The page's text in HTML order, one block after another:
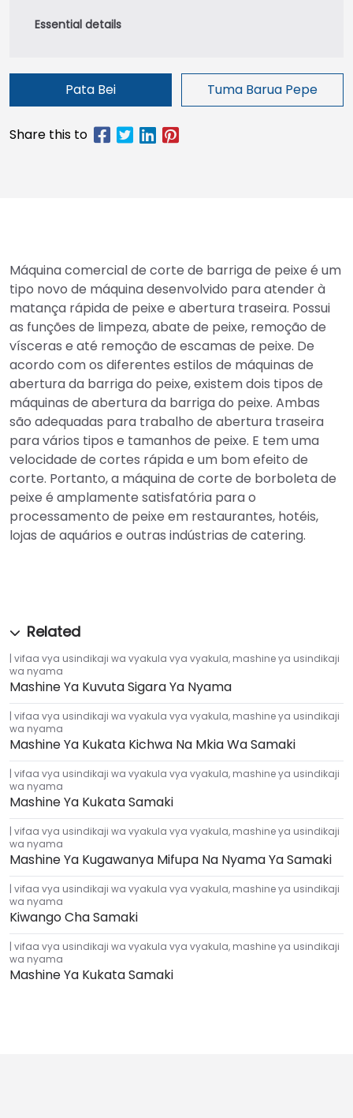
Pata Bei Tuma Barua Pepe
Máquina comercial de corte de barriga de peixe é um
tipo novo de máquina desenvolvido para atender à
matança rápida de peixe e abertura traseira. Possui
as funções de limpeza, abate de peixe, remoção de
vísceras e até remoção de escamas de peixe. De
acordo com os diferentes estilos de máquinas de
abertura da barriga do peixe, existem dois tipos de
máquinas de abertura da barriga do peixe. Ambas
são adequadas para trabalho de abertura traseira
para vários tipos e tamanhos de peixe. E tem uma
velocidade de cortes rápida e um bom efeito de
corte. Portanto, a máquina de corte de borboleta de
peixe é amplamente satisfatória para o
processamento de peixe em restaurantes, hotéis,
lojas de aquários e outras indústrias de catering.
vifaa vya usindikaji wa vyakula vya vyakula, mashine ya usindikaji
wa nyama
Mashine Ya Kuvuta Sigara Ya Nyama
vifaa vya usindikaji wa vyakula vya vyakula, mashine ya usindikaji
wa nyama
Mashine Ya Kukata Kichwa Na Mkia Wa Samaki
vifaa vya usindikaji wa vyakula vya vyakula, mashine ya usindikaji
wa nyama
Mashine Ya Kukata Samaki
vifaa vya usindikaji wa vyakula vya vyakula, mashine ya usindikaji
wa nyama
Mashine Ya Kugawanya Mifupa Na Nyama Ya Samaki
vifaa vya usindikaji wa vyakula vya vyakula, mashine ya usindikaji
wa nyama
Kiwango Cha Samaki
vifaa vya usindikaji wa vyakula vya vyakula, mashine ya usindikaji
wa nyama
Mashine Ya Kukata Samaki